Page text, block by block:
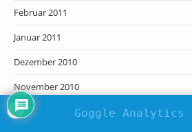
Februar 2011
Januar 2011
Dezember 2010
November 2010
Oktober 2010
Goggle Analytics